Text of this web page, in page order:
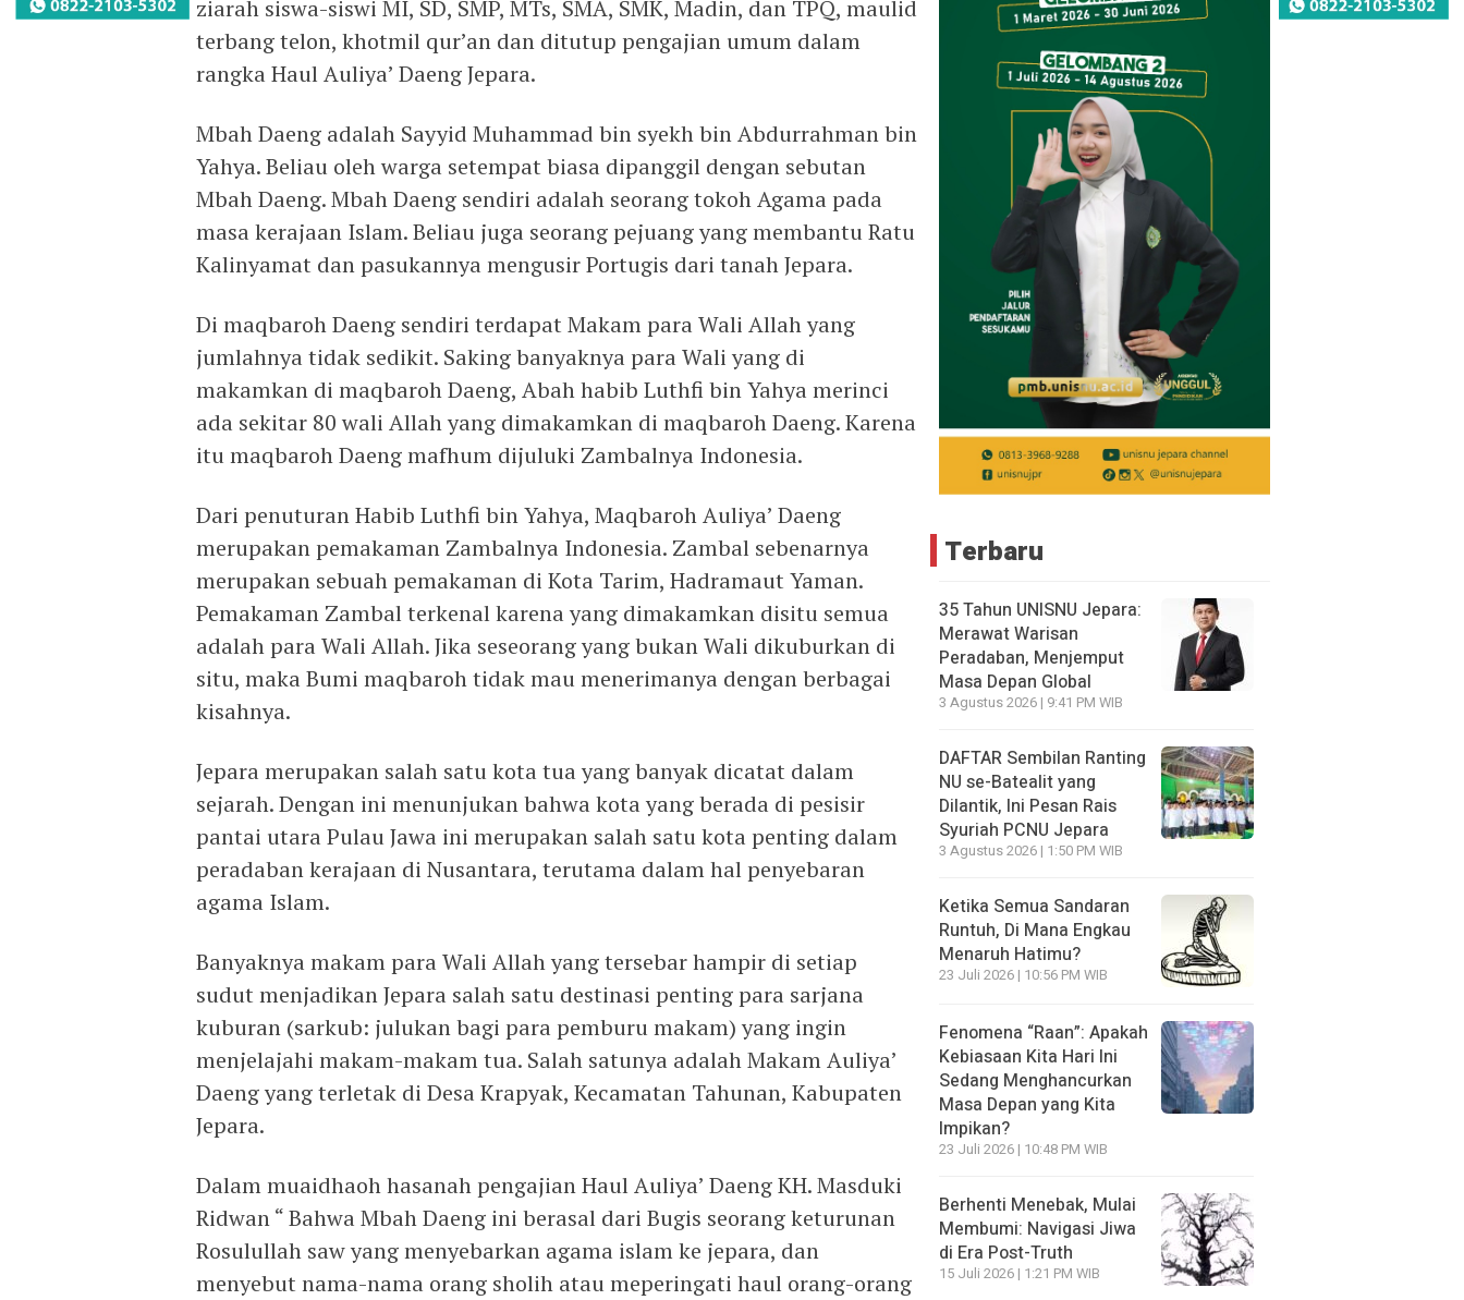
ziarah siswa-siswi MI, SD, SMP, MTs, SMA, SMK, Madin, dan TPQ, maulid
terbang telon, khotmil qur’an dan ditutup pengajian umum dalam
rangka Haul Auliya’ Daeng Jepara.
Mbah Daeng adalah Sayyid Muhammad bin syekh bin Abdurrahman bin
Yahya. Beliau oleh warga setempat biasa dipanggil dengan sebutan
Mbah Daeng. Mbah Daeng sendiri adalah seorang tokoh Agama pada
masa kerajaan Islam. Beliau juga seorang pejuang yang membantu Ratu
Kalinyamat dan pasukannya mengusir Portugis dari tanah Jepara.
Di maqbaroh Daeng sendiri terdapat Makam para Wali Allah yang
jumlahnya tidak sedikit. Saking banyaknya para Wali yang di
makamkan di maqbaroh Daeng, Abah habib Luthfi bin Yahya merinci
ada sekitar 80 wali Allah yang dimakamkan di maqbaroh Daeng. Karena
itu maqbaroh Daeng mafhum dijuluki Zambalnya Indonesia.
Dari penuturan Habib Luthfi bin Yahya, Maqbaroh Auliya’ Daeng
merupakan pemakaman Zambalnya Indonesia. Zambal sebenarnya
merupakan sebuah pemakaman di Kota Tarim, Hadramaut Yaman.
Pemakaman Zambal terkenal karena yang dimakamkan disitu semua
adalah para Wali Allah. Jika seseorang yang bukan Wali dikuburkan di
situ, maka Bumi maqbaroh tidak mau menerimanya dengan berbagai
kisahnya.
Jepara merupakan salah satu kota tua yang banyak dicatat dalam
sejarah. Dengan ini menunjukan bahwa kota yang berada di pesisir
pantai utara Pulau Jawa ini merupakan salah satu kota penting dalam
peradaban kerajaan di Nusantara, terutama dalam hal penyebaran
agama Islam.
Banyaknya makam para Wali Allah yang tersebar hampir di setiap
sudut menjadikan Jepara salah satu destinasi penting para sarjana
kuburan (sarkub: julukan bagi para pemburu makam) yang ingin
menjelajahi makam-makam tua. Salah satunya adalah Makam Auliya’
Daeng yang terletak di Desa Krapyak, Kecamatan Tahunan, Kabupaten
Jepara.
Dalam muaidhaoh hasanah pengajian Haul Auliya’ Daeng KH. Masduki
Ridwan “ Bahwa Mbah Daeng ini berasal dari Bugis seorang keturunan
Rosulullah saw yang menyebarkan agama islam ke jepara, dan
menyebut nama-nama orang sholih atau meperingati haul orang-orang
Terbaru
35 Tahun UNISNU Jepara:
Merawat Warisan
Peradaban, Menjemput
Masa Depan Global
3 Agustus 2026 | 9:41 PM WIB
DAFTAR Sembilan Ranting
NU se-Batealit yang
Dilantik, Ini Pesan Rais
Syuriah PCNU Jepara
3 Agustus 2026 | 1:50 PM WIB
Ketika Semua Sandaran
Runtuh, Di Mana Engkau
Menaruh Hatimu?
23 Juli 2026 | 10:56 PM WIB
Fenomena “Raan”: Apakah
Kebiasaan Kita Hari Ini
Sedang Menghancurkan
Masa Depan yang Kita
Impikan?
23 Juli 2026 | 10:48 PM WIB
Berhenti Menebak, Mulai
Membumi: Navigasi Jiwa
di Era Post-Truth
15 Juli 2026 | 1:21 PM WIB